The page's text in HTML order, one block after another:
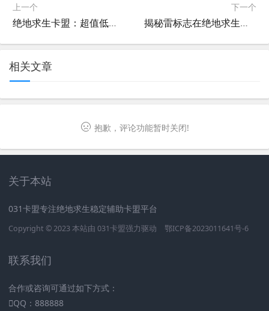
上一个
绝地求生卡盟：超值低价，畅享游戏乐趣-绝地求生卡盟低价策略与用户价值探索
下一个
揭秘雷标志在绝地求生卡盟中的战略价值-深入解析绝地求生卡盟中雷标志的战术运用与效果评估
相关文章
抱歉，评论功能暂时关闭!
关于本站
031卡盟专注绝地求生稳定辅助卡盟平台
Copyright © 2023 本站由 031卡盟强力驱动 鄂ICP备2023011641号-6
联系我们
合作或咨询可通过如下方式：
QQ：888888